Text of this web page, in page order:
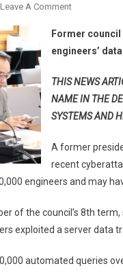
Leave A CommentOn
Council
President
Thailand’s
Council
Of
Confirms
Engineers’
Data
Affecting
350,000,
Of
Former
engineers’
THIS NEWS
NAME IN THE
SYSTEMS AND
A former
recent
engineers and may
of the council’s 8th
exploited a server data
automated queries